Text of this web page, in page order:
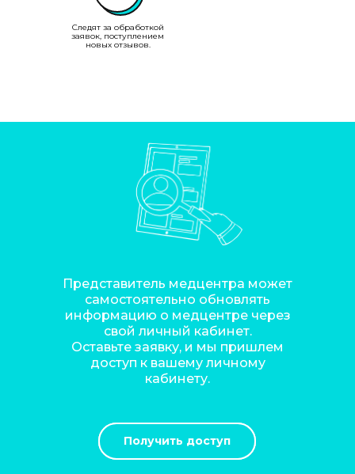
Следят за обработкой
заявок, поступлением
новых отзывов.
Представитель медцентра может
самостоятельно обновлять
информацию о медцентре через
свой личный кабинет.
Оставьте заявку, и мы пришлем
доступ к вашему личному
кабинету.
Получить доступ